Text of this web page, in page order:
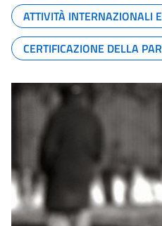
ATTIVITÀ INTERNAZIONALI
CERTIFICAZIONE DELLA